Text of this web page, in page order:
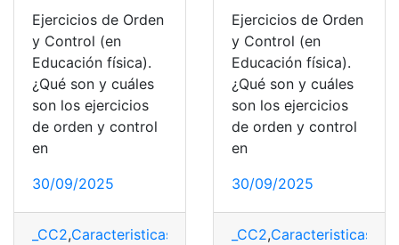
Ejercicios de Orden
y Control (en
Educación física).
¿Qué son y cuáles
son los ejercicios
de orden y control
en
30/09/2025
_CC2,Caracteristicas Educación física,
Ejercicios de Orden
y Control (en
Educación física).
¿Qué son y cuáles
son los ejercicios
de orden y control
en
30/09/2025
_CC2,Caracteristicas